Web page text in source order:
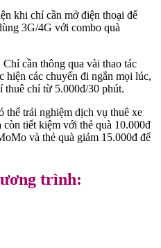
khi chỉ cần mở điện thoại để
3G/4G với combo quà
cần thông qua vài thao tác
hiện các chuyến đi ngắn mọi lúc,
thuê chỉ từ 5.000đ/30 phút.
thể trải nghiệm dịch vụ thuê xe
tiết kiệm với thẻ quà 10.000đ
và thẻ quà giảm 15.000đ để
trình: